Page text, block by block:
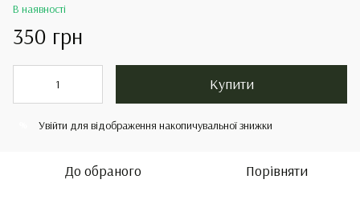
В наявності
350 грн
Купити
Увійти для відображення накопичувальної знижки
До обраного Порівняти